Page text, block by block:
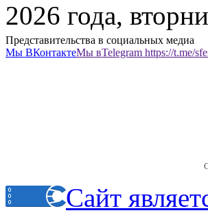
2026 года,
Представительства в социальных медиа
Мы ВКонтактеМы вTelegram https://t.me/
Сайт